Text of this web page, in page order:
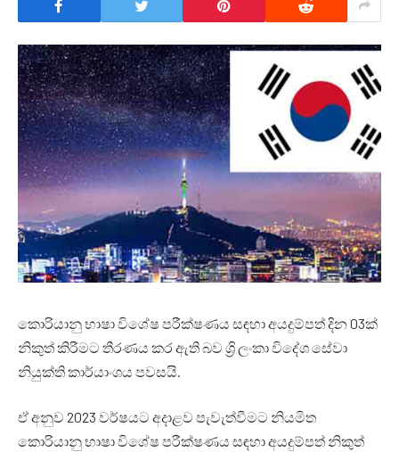
කොරියානු භාෂා විශේෂ පරීක්ෂණය සඳහා අයදුම්පත් දින 03ක්
නිකුත් කිරීමට තීරණය කර ඇති බව ශ්‍රි ලංකා විදේශ සේවා
නියුක්ති කාර්යාංශය පවසයි.
ඒ අනුව 2023 වර්ෂයට අදාළව පැවැත්වීමට නියමිත
කොරියානු භාෂා විශේෂ පරීක්ෂණය සඳහා අයදුම්පත් නිකුත්